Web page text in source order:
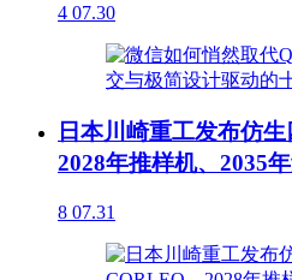
4 07.30
日本川崎重工发布仿
2028年推样机、2035
8 07.31